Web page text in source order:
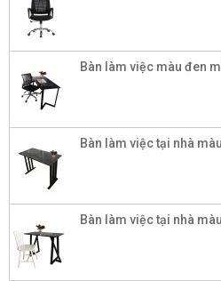
Bàn làm việc màu đen
Bàn làm việc tại nhà
Bàn làm việc tại nhà